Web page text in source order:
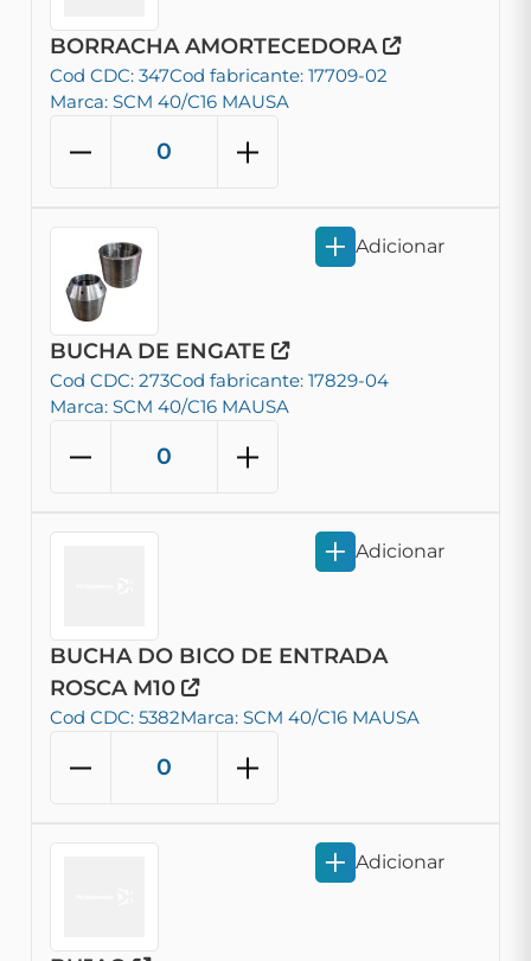
BORRACHA AMORTECEDORA
Cod CDC: 347Cod fabricante: 17709-02
Marca: SCM 40/C16 MAUSA
BUCHA DE ENGATE
Cod CDC: 273Cod fabricante: 17829-04
Marca: SCM 40/C16 MAUSA
Adicionar
BUCHA DO BICO DE ENTRADA
ROSCA M10
Cod CDC: 5382Marca: SCM 40/C16 MAUSA
Adicionar
Adicionar